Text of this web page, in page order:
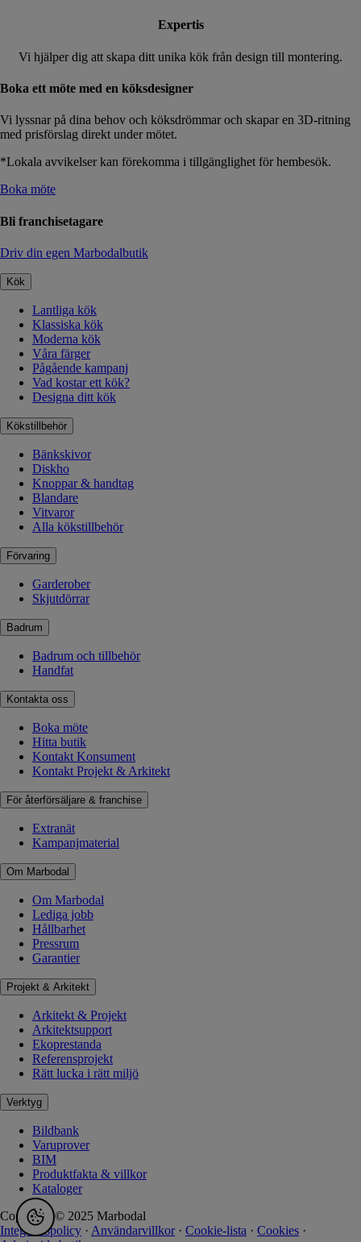
Expertis
Vi hjälper dig att skapa ditt unika kök från design till montering.
Boka ett möte med en köksdesigner
Vi lyssnar på dina behov och köksdrömmar och skapar en 3D-ritning
med prisförslag direkt under mötet.
*Lokala avvikelser kan förekomma i tillgänglighet för hembesök.
Boka möte
Bli franchisetagare
Driv din egen Marbodalbutik
Kök
Lantliga kök
Klassiska kök
Moderna kök
Våra färger
Pågående kampanj
Vad kostar ett kök?
Designa ditt kök
Kökstillbehör
Bänkskivor
Diskho
Knoppar & handtag
Blandare
Vitvaror
Alla kökstillbehör
Förvaring
Garderober
Skjutdörrar
Badrum
Badrum och tillbehör
Handfat
Kontakta oss
Boka möte
Hitta butik
Kontakt Konsument
Kontakt Projekt & Arkitekt
För återförsäljare & franchise
Extranät
Kampanjmaterial
Om Marbodal
Om Marbodal
Lediga jobb
Hållbarhet
Pressrum
Garantier
Projekt & Arkitekt
Arkitekt & Projekt
Arkitektsupport
Ekoprestanda
Referensprojekt
Rätt lucka i rätt miljö
Verktyg
Bildbank
Varuprover
BIM
Produktfakta & villkor
Kataloger
Copyright © 2025 Marbodal
Integritetspolicy · Användarvillkor · Cookie-lista · Cookies ·